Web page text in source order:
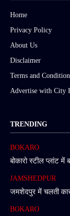
Home
Privacy Policy
About Us
Disclaimer
Terms and
Advertise with City
TRENDING
BOKARO
बोकारो स्टील प्लांट
JAMSHEDPUR
जमशेदपुर में चलती कार
BOKARO